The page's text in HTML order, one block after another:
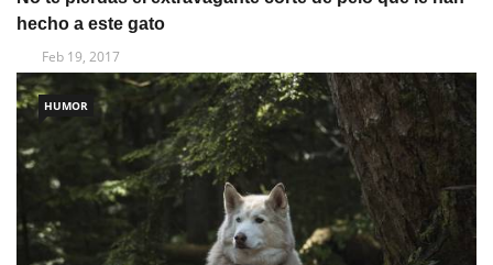
hecho a este gato
Feb 19, 2017
HUMOR